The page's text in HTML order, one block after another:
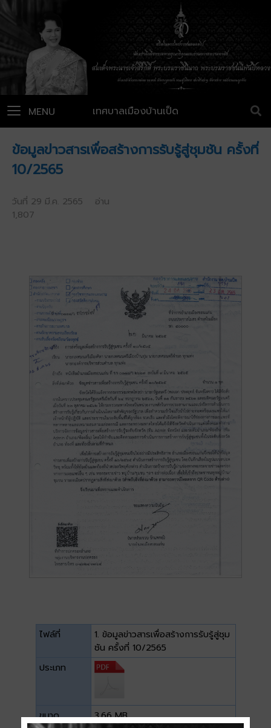
เทศบาลเมืองบ้านเป็ด
MENU
ข้อมูลข่าวสารเพื่อสร้างการรับรู้สู่ชุมชัน ครั้งที่
10/2565
วันที่ 29 มี.ค. 2565 อ่าน
1,807
ไฟล์ที่
1. ข้อมูลข่าวสารเพื่อสร้างการรับรู้สู่ชุม
ชัน ครั้งที่ 10/2565
ประเภท
ขนาด
3.66 MB